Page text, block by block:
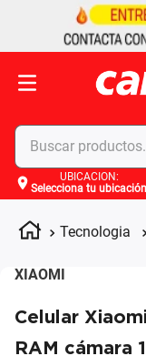
Buscar productos...
UBICACIÓN:
Selecciona tu ubicación
Tecnologia
XIAOMI
Celular
RAM cámara
Términos
celulares
4. apple